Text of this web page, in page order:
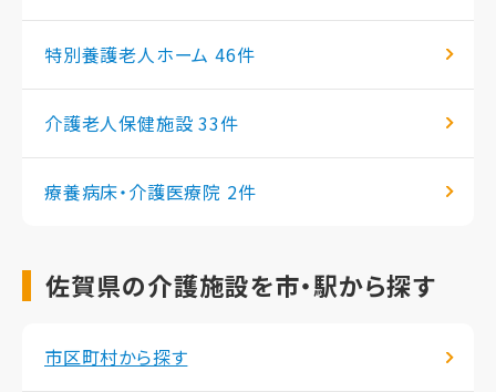
特別養護老人ホーム 46件
介護老人保健施設33件
療養病床・介護医療院 2件
佐賀県の介護施設を市・駅から探す
市区町村から探す